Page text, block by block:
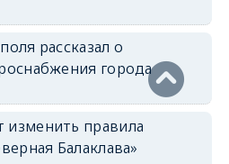
рассказал о
города
правила
Балаклава»